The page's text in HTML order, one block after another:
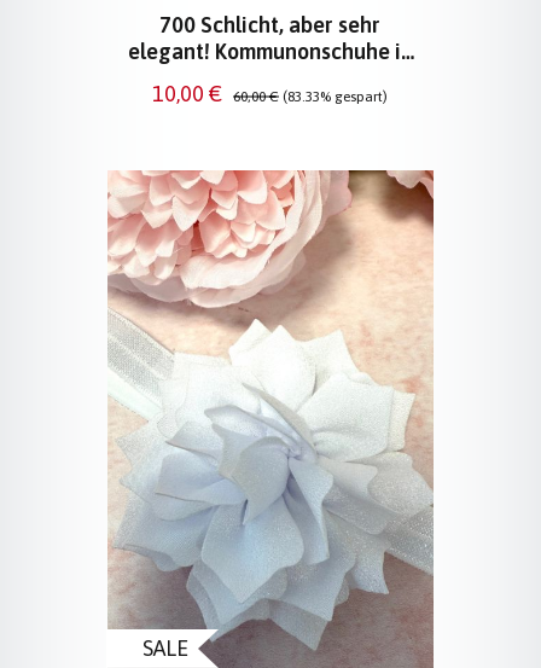
700 Schlicht, aber sehr
elegant! Kommunonschuhe in
Verkaufspreis:
10,00 € Regulärer Preis:
60,00 € (83.33% gespart)
SALE